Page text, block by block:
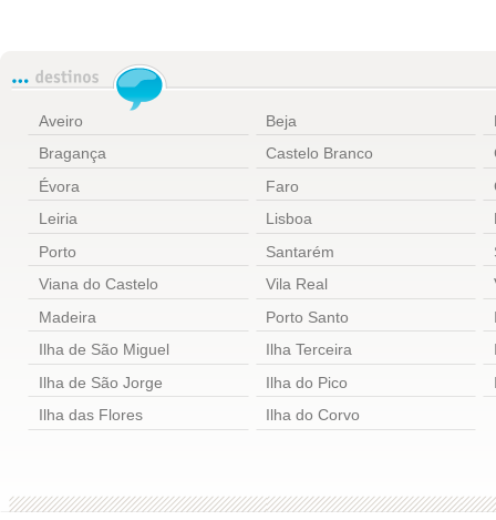
Aveiro Beja
Bragança
Castelo Branco
Évora
Faro
Leiria
Lisboa
Porto
Santarém
Viana do Castelo
Vila Real
Madeira
Porto Santo
Ilha de São Miguel
Ilha Terceira
Ilha de São Jorge
Ilha do Pico
Ilha das Flores
Ilha do Corvo